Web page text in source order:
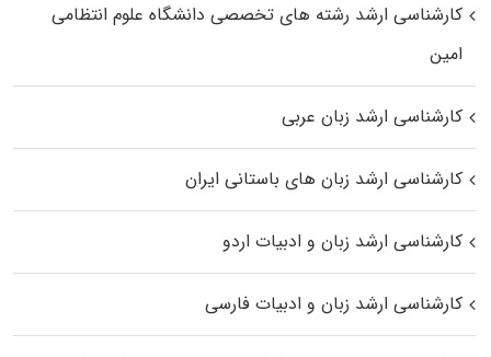
کارشناسی ارشد رﺷﺘﻪ ﻫﺎی تخصصی داﻧﺸﮕﺎه ﻋﻠﻮم انتظامی
اﻣﻴﻦ
کارشناسی ارشد زبان عربی
کارشناسی ارشد زبان‌ های باستانی ایران
کارشناسی ارشد زبان و ادبیات اردو
کارشناسی ارشد زبان و ادبیات فارسی